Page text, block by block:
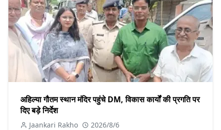
अहिल्या गौतम स्थान मंदिर पहुंचे DM, विकास कार्यों की प्रगति पर
दिए बड़े निर्देश
Jaankari Rakho 2026/8/6